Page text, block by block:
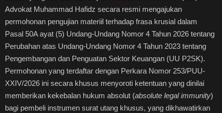
Ekonomi Bisnis
Healthstyle
Essai
Kuliner
Advokat Muhammad Hafidz secara resmi mengajukan
permohonan pengujian materiil terhadap frasa krusial dalam
Pasal 50A ayat (5) Undang-Undang Nomor 4 Tahun 2026 tentang
Perubahan atas Undang-Undang Nomor 4 Tahun 2023 tentang
Pengembangan dan Penguatan Sektor Keuangan (UU P2SK).
Permohonan yang terdaftar dengan Perkara Nomor 253/PUU-
XXIV/2026 ini secara khusus menyoroti ketentuan yang dinilai
memberikan kekebalan hukum absolut (absolute legal immunity)
bagi pembeli instrumen surat utang khusus, yang dikhawatirkan